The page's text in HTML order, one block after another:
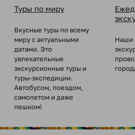
Туры по миру
Вкусные туры по всему
миру с актуальными
датами. Это
увлекательные
экскурсионные туры и
туры-экспедиции.
Автобусом, поездом,
самолетом и даже
пешком!
Наши